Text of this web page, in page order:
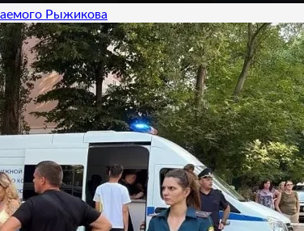
Рыжикова